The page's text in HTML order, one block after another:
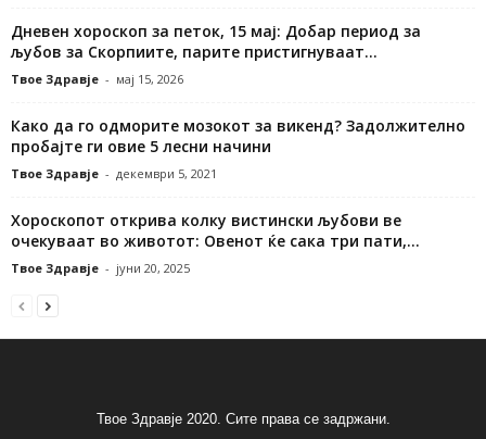
Дневен хороскоп за петок, 15 мај: Добар период за
љубов за Скорпиите, парите пристигнуваат...
Твое Здравје - мај 15, 2026
Како да го одморите мозокот за викенд? Задолжително
пробајте ги овие 5 лесни начини
Твое Здравје - декември 5, 2021
Хороскопот открива колку вистински љубови ве
очекуваат во животот: Овенот ќе сака три пати,...
Твое Здравје - јуни 20, 2025
Твое Здравје 2020. Сите права се задржани.